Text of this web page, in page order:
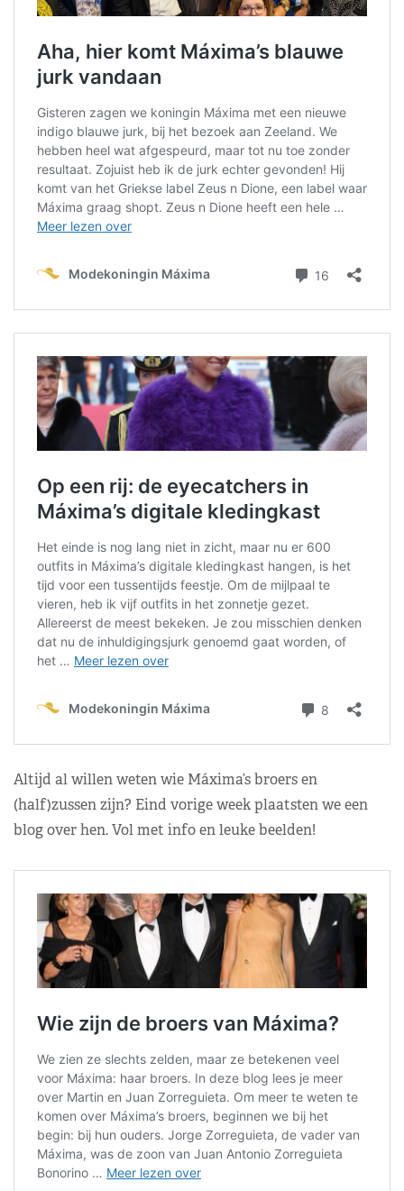
Altijd al willen weten wie Máxima’s broers en
(half)zussen zijn? Eind vorige week plaatsten we een
blog over hen. Vol met info en leuke beelden!